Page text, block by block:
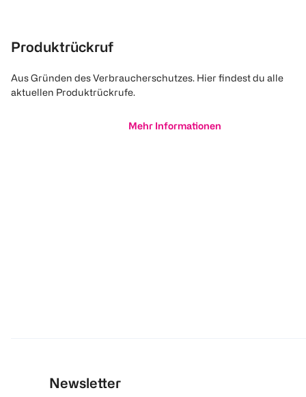
Produktrückruf
Aus Gründen des Verbraucherschutzes. Hier findest du alle
aktuellen Produktrückrufe.
Mehr Informationen
Newsletter